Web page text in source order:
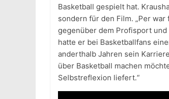
Basketball gespielt hat.
sondern für den Film. „Per
gegenüber dem Profisport und
hatte er bei Basketballfans
anderthalb Jahren sein
über Basketball machen
Selbstreflexion liefert.“